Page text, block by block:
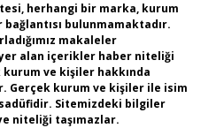
herhangi bir marka, kurum
bulunmamaktadır.
makaleler
alan içerikler haber niteliği
ve kişiler hakkında
Gerçek kurum ve kişiler ile isim
Sitemizdeki bilgiler
niteliği taşımazlar.